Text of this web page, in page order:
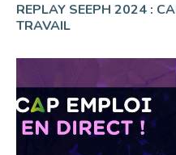
REPLAY SEEPH 2024 :
TRAVAIL